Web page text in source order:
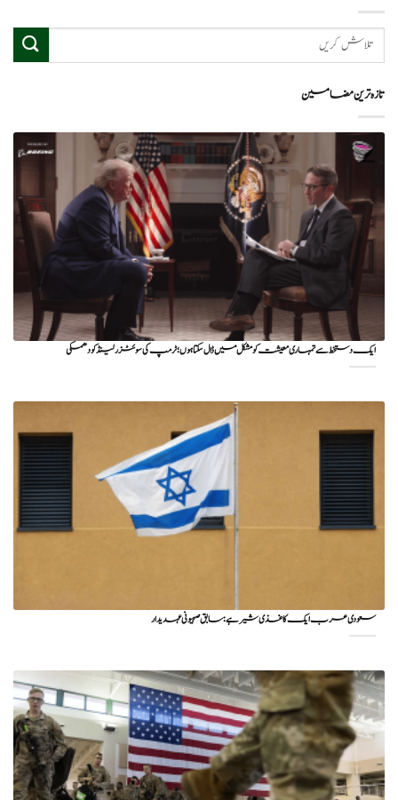
تازہ ترین مضامین
ایک دستخط سے تمہاری معیشت کو مشکل میں ڈال سکتا ہوں؛ ٹرمپ کی سوئٹزرلینڈ کو دھمکی
سعودی عرب ایک کاغذی شیر ہے: سابق صہیونی عہدیدار